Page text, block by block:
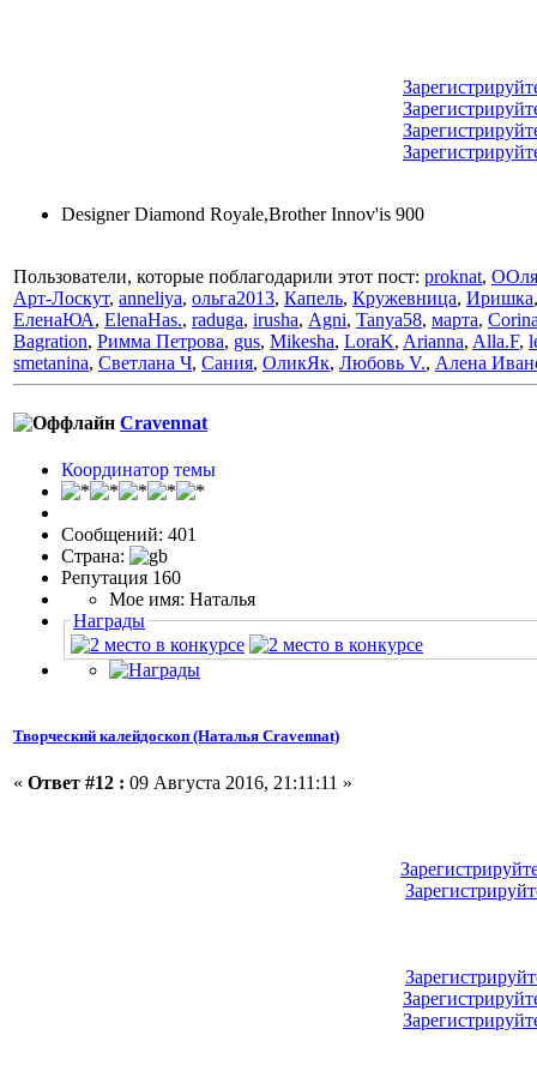
Designer Diamond Royale,Brother Innov'is 900
Пользователи, которые поблагодарили этот пост: proknat, ООля
Арт-Лоскут, anneliya, ольга2013, Капель, Кружевница, Иришка
ЕленаЮА, ElenaHas., raduga, irusha, Аgni, Tanya58, марта,
Bagration, Римма Петрова, gus, Mikesha, LoraK, Arianna, Alla.F,
smetanina, Светлана Ч, Сания, ОликЯк, Любовь V., Алена
Cravennat
Координатор темы
Сообщений: 401
Страна:
Репутация 160
Мое имя: Наталья
Награды
Творческий калейдоскоп (Наталья Cravennat)
« Ответ #12 : 09 Августа 2016, 21:11:11 »